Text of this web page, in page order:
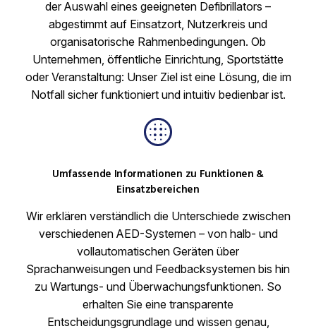
der Auswahl eines geeigneten Defibrillators –
abgestimmt auf Einsatzort, Nutzerkreis und
organisatorische Rahmenbedingungen. Ob
Unternehmen, öffentliche Einrichtung, Sportstätte
oder Veranstaltung: Unser Ziel ist eine Lösung, die im
Notfall sicher funktioniert und intuitiv bedienbar ist.
Umfassende Informationen zu Funktionen &
Einsatzbereichen
Wir erklären verständlich die Unterschiede zwischen
verschiedenen AED-Systemen – von halb- und
vollautomatischen Geräten über
Sprachanweisungen und Feedbacksystemen bis hin
zu Wartungs- und Überwachungsfunktionen. So
erhalten Sie eine transparente
Entscheidungsgrundlage und wissen genau,